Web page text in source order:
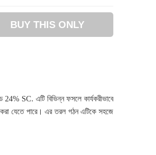
BUY THIS ONLY
24% SC. এটি বিভিন্ন ফসলে কার্যকরীভাবে
করা যেতে পারে। এর তরল গঠন এটিকে সহজে